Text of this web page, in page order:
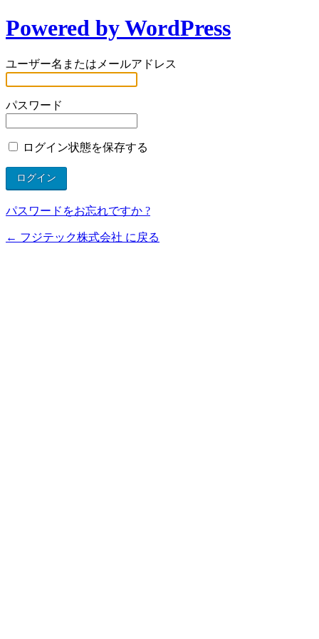
Powered by WordPress
ユーザー名またはメールアドレス
パスワード
ログイン状態を保存する
パスワードをお忘れですか ?
← フジテック株式会社 に戻る